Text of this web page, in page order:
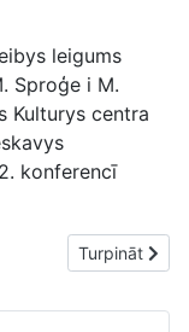
leigums
Sproģe i M.
Kulturys centra
konferencī
„Olūtu” i „Tāvu
Nākamais
Turpināt